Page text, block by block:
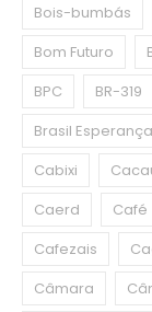
Bois-bumbás
Bom Futuro
BPC
BR-319
Brasil Esperança
Cabixi
Caerd
Café
Cafezais
Câmara